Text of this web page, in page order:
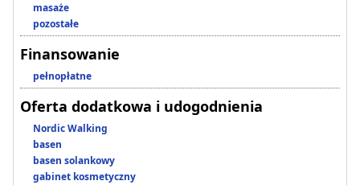
masaże
pozostałe
Finansowanie
pełnopłatne
Oferta dodatkowa i udogodnienia
Nordic Walking
basen
basen solankowy
gabinet kosmetyczny